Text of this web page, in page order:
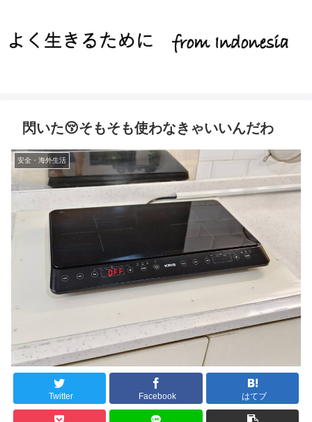
閃いた😚そもそも使わなきゃいいんだわ
安全・海外生活
Twitter Facebook はてブ